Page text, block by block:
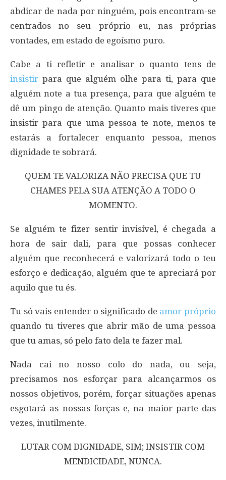
abdicar de nada por ninguém, pois encontram-se
centrados no seu próprio eu, nas próprias
vontades, em estado de egoísmo puro.
Cabe a ti refletir e analisar o quanto tens de
insistir para que alguém olhe para ti, para que
alguém note a tua presença, para que alguém te
dê um pingo de atenção. Quanto mais tiveres que
insistir para que uma pessoa te note, menos te
estarás a fortalecer enquanto pessoa, menos
dignidade te sobrará.
QUEM TE VALORIZA NÃO PRECISA QUE TU
CHAMES PELA SUA ATENÇÃO A TODO O
MOMENTO.
Se alguém te fizer sentir invisível, é chegada a
hora de sair dali, para que possas conhecer
alguém que reconhecerá e valorizará todo o teu
esforço e dedicação, alguém que te apreciará por
aquilo que tu és.
Tu só vais entender o significado de amor próprio
quando tu tiveres que abrir mão de uma pessoa
que tu amas, só pelo fato dela te fazer mal.
Nada cai no nosso colo do nada, ou seja,
precisamos nos esforçar para alcançarmos os
nossos objetivos, porém, forçar situações apenas
esgotará as nossas forças e, na maior parte das
vezes, inutilmente.
LUTAR COM DIGNIDADE, SIM; INSISTIR COM
MENDICIDADE, NUNCA.